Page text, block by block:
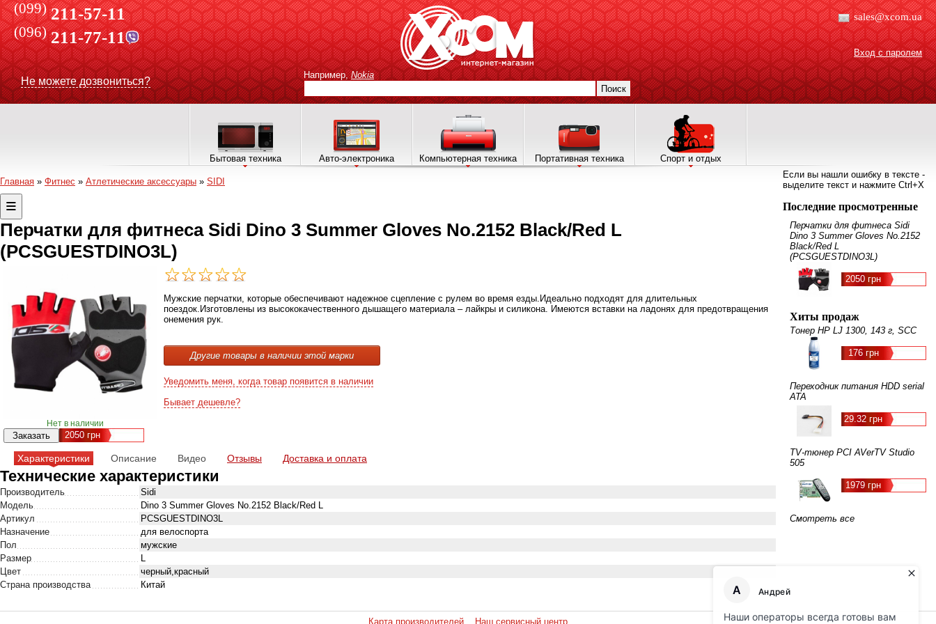
(099) 211-57-11
(096)211-77-11
Не можете дозвониться?
sales@xcom.ua
Вход с паролем
Например, Nokia
Поиск
Бытовая техника Авто-электроника Компьютерная техника Портативная техника Спорт и отдых
Главная » Фитнес » Атлетические аксессуары » SIDI
Перчатки для фитнеса Sidi Dino 3 Summer Gloves No.2152 Black/Red L
(PCSGUESTDINO3L)
Нет в наличии
2050 грн
Мужские перчатки, которые обеспечивают надежное сцепление с рулем во время езды.Идеально подходят для длительных
поездок.Изготовлены из высококачественного дышащего материала – лайкры и силикона. Имеются вставки на ладонях для предотвращения
онемения рук.
Другие товары в наличии этой марки
Уведомить меня, когда товар появится в наличии
Бывает дешевле?
Характеристики Описание Видео Отзывы Доставка и оплата
Технические характеристики
Производитель
Sidi
Модель
Dino 3 Summer Gloves No.2152 Black/Red L
Артикул
PCSGUESTDINO3L
Назначение
для велоспорта
Пол
мужские
Размер
L
Цвет
черный,красный
Страна производства
Китай
Если вы нашли ошибку в тексте -
выделите текст и нажмите Ctrl+X
Последние просмотренные
Перчатки для фитнеса Sidi
Dino 3 Summer Gloves No.2152
Black/Red L
(PCSGUESTDINO3L)
2050 грн
Хиты продаж
Тонер HP LJ 1300, 143 г, SCC
176 грн
Переходник питания HDD serial
ATA
29.32 грн
TV-тюнер PCI AVerTV Studio
505
1979 грн
Смотреть все
Карта производителей Наш сервисный центр